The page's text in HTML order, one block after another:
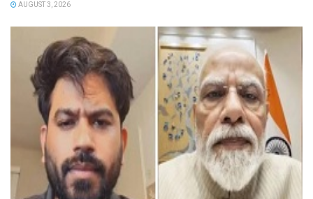
AUGUST 3, 2026